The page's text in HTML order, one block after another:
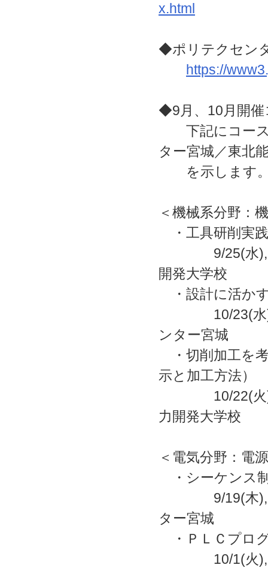
x.html
◆ポリテクセン
https://
◆9月、10月開催
下記にコース
ター宮城／東北
を示します
＜機械系分野：
・工具研削実
9/25(水),
開発大学校
・設計に活か
10/23(水)
ンター宮城
・切削加工を
示と加工方法）
10/22(火
力開発大学校
＜電気分野：電
・シーケンス
9/19(木),
ター宮城
・ＰＬＣプロ
10/1(火),